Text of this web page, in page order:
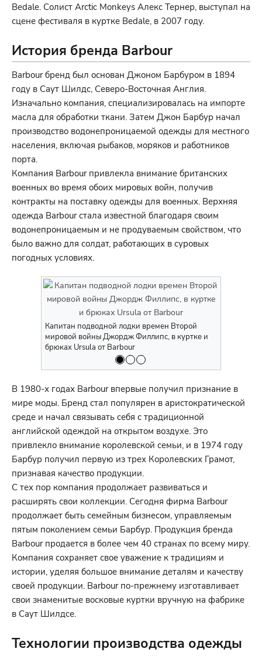
Bedale. Солист Arctic Monkeys Алекс Тернер, выступал на
сцене фестиваля в куртке Bedale, в 2007 году.
История бренда Barbour
Barbour бренд был основан Джоном Барбуром в 1894
году в Саут Шилдс, Северо-Восточная Англия.
Изначально компания, специализировалась на импорте
масла для обработки ткани. Затем Джон Барбур начал
производство водонепроницаемой одежды для местного
населения, включая рыбаков, моряков и работников
порта.
Компания Barbour привлекла внимание британских
военных во время обоих мировых войн, получив
контракты на поставку одежды для военных. Верхняя
одежда Barbour стала известной благодаря своим
водонепроницаемым и не продуваемым свойством, что
было важно для солдат, работающих в суровых
погодных условиях.
Капитан подводной лодки времен Второй
мировой войны Джордж Филлипс, в куртке и
брюках Ursula от Barbour
В 1980-х годах Barbour впервые получил признание в
мире моды. Бренд стал популярен в аристократической
среде и начал связывать себя с традиционной
английской одеждой на открытом воздухе. Это
привлекло внимание королевской семьи, и в 1974 году
Барбур получил первую из трех Королевских Грамот,
признавая качество продукции.
С тех пор компания продолжает развиваться и
расширять свои коллекции. Сегодня фирма Barbour
продолжает быть семейным бизнесом, управляемым
пятым поколением семьи Барбур. Продукция бренда
Barbour продается в более чем 40 странах по всему миру.
Компания сохраняет свое уважение к традициям и
истории, уделяя большое внимание деталям и качеству
своей продукции. Barbour по-прежнему изготавливает
свои знаменитые восковые куртки вручную на фабрике
в Саут Шилдсе.
Технологии производства одежды